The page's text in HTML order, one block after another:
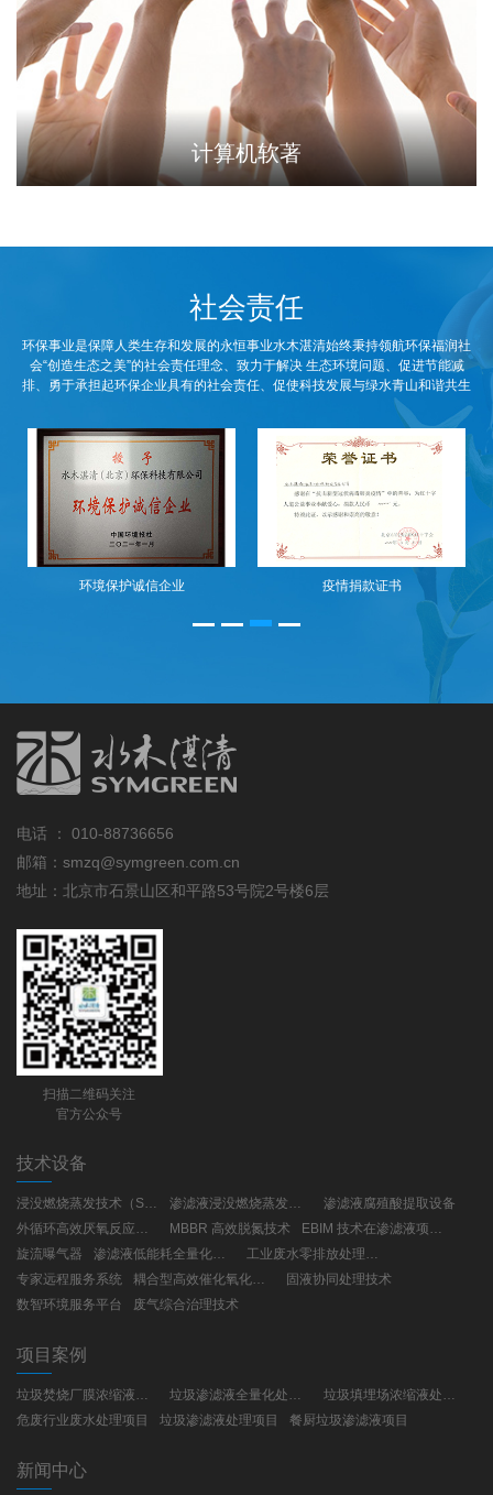
计算机软著
社会责任
环保事业是保障人类生存和发展的永恒事业水木湛清始终秉持领航环保福润社
会“创造生态之美”的社会责任理念、致力于解决 生态环境问题、促进节能减
排、勇于承担起环保企业具有的社会责任、促使科技发展与绿水青山和谐共生
疫情捐款证书 公司捐款
电话 ：
010-88736656
邮箱：smzq@symgreen.com.cn
地址：北京市石景山区和平路53号院2号楼6层
扫描二维码关注
官方公众号
技术设备
浸没燃烧蒸发技术（SCE） 渗滤液浸没燃烧蒸发工艺(SCE)
渗滤液腐殖酸提取设备
外循环高效厌氧反应器（UBF）
MBBR 高效脱氮技术
EBIM 技术在渗滤液项目建设与运营的应用
旋流曝气器
渗滤液低能耗全量化处理工艺
工业废水零排放处理技术
专家远程服务系统
耦合型高效催化氧化技术
固液协同处理技术
数智环境服务平台
废气综合治理技术
项目案例
垃圾焚烧厂膜浓缩液处理项目 垃圾渗滤液全量化处理项目
垃圾填埋场浓缩液处理项目
危废行业废水处理项目
垃圾渗滤液处理项目 餐厨垃圾渗滤液项目
新闻中心